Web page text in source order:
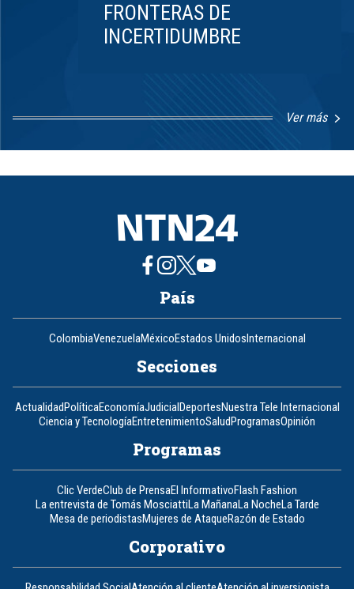
FRONTERAS DE
INCERTIDUMBRE
Ver más
1
8
País
ColombiaVenezuelaMéxicoEstados UnidosInternacional
Secciones
ActualidadPolíticaEconomíaJudicialDeportesNuestra Tele Internacional
Ciencia y TecnologíaEntretenimientoSaludProgramasOpinión
Programas
Clic VerdeClub de PrensaEl InformativoFlash Fashion
La entrevista de Tomás MosciattiLa MañanaLa NocheLa Tarde
Mesa de periodistasMujeres de AtaqueRazón de Estado
Corporativo